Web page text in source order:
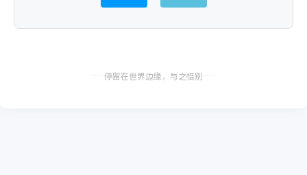
停留在世界边缘，与之惜别